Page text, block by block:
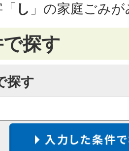
し 」の家庭ごみが
探す
探す